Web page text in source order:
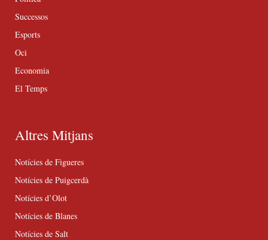
Successos
Esports
Oci
Economia
El Temps
Altres Mitjans
Notícies de Figueres
Notícies de Puigcerdà
Notícies d’Olot
Notícies de Blanes
Notícies de Salt